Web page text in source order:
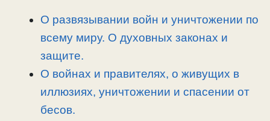
a
О развязывании войн и уничтожении по
всему миру. О духовных законах и
защите.
О войнах и правителях, о живущих в
иллюзиях, уничтожении и спасении от
бесов.